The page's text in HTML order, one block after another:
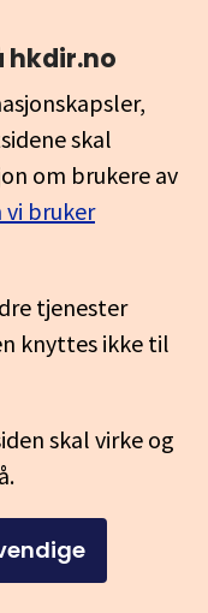
hkdir.no
skal
om brukere av
vi bruker
tjenester
knyttes ikke til
skal virke og